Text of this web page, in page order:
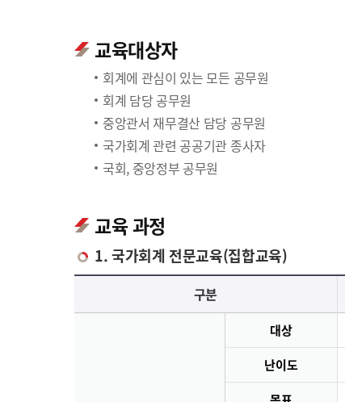
교육대상자
회계에 관심이 있는 모든 공무원
회계 담당 공무원
중앙관서 재무결산 담당 공무원
국가회계 관련 공공기관 종사자
국회, 중앙정부 공무원
교육 과정
1. 국가회계 전문교육(집합교육)
국가회계 전문교육(집합교육)에 대한 안내 표로 국가회계이론, 국가회계실무, 재무결산실무로 구분되며 이에 해당하는 내용으로 구성되어 있습니다.
구분
대상
난이도